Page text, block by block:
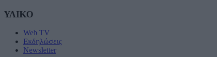
ΥΛΙΚΟ
Web TV
Εκδηλώσεις
Newsletter